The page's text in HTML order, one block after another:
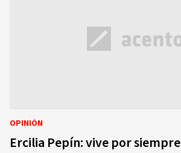
OPINIÓN
Ercilia Pepín: vive por siempre